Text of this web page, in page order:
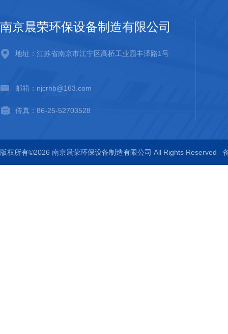
南京晨荣环保设备制造有限公司
地址：江苏省南京市江宁区高桥工业园丰泽路1号
邮箱：njcrhb@163.com
传真：86-25-52703528
版权所有©2026 南京晨荣环保设备制造有限公司 All Rights Reserved